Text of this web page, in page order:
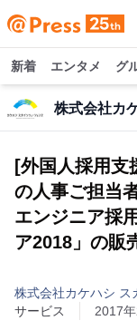
新着 エンタメ グ
[外国人採用支
の人事ご担当
エンジニア採
ア2018」の販
株式会社カケハシ ス
サービス
2017